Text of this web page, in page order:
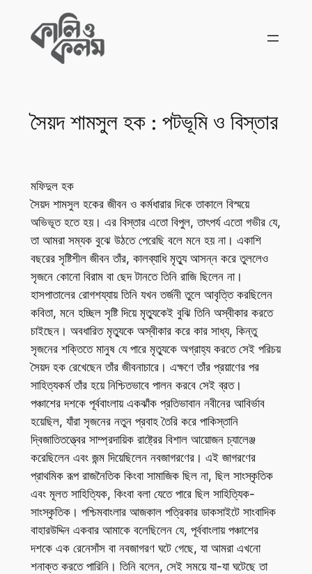
content
সৈয়দ শামসুল হক : পটভূমি ও বিস্তার
মফিদুল হক
সৈয়দ শামসুল হকের জীবন ও কর্মধারার দিকে তাকালে বিস্ময়ে
অভিভূত হতে হয়। এর বিস্তার এতো বিপুল, তাৎপর্য এতো গভীর যে,
তা আমরা সম্যক বুঝে উঠতে পেরেছি বলে মনে হয় না। একাশি
বছরের সৃষ্টিশীল জীবন তাঁর, কালব্যাধি মৃত্যু আসন্ন করে তুললেও
সৃজনে কোনো বিরাম বা ছেদ টানতে তিনি রাজি ছিলেন না।
হাসপাতালের রোগশয্যায় তিনি যখন তর্জনী তুলে আবৃত্তি করছিলেন
কবিতা, মনে হচ্ছিল সৃষ্টি দিয়ে মৃত্যুকেই বুঝি তিনি অস্বীকার করতে
চাইছেন। অবধারিত মৃত্যুকে অস্বীকার করে কার সাধ্য, কিন্তু
সৃজনের শক্তিতে মানুষ যে পারে মৃত্যুকে অগ্রাহ্য করতে সেই পরিচয়
সৈয়দ হক রেখেছেন তাঁর জীবনাচারে। এক্ষণে তাঁর প্রয়াণের পর
সাহিত্যকর্ম তাঁর হয়ে নিশ্চিতভাবে পালন করবে সেই ব্রত।
পঞ্চাশের দশকে পূর্ববাংলায় একঝাঁক প্রতিভাবান নবীনের আবির্ভাব
হয়েছিল, যাঁরা সৃজনের নতুন প্রবাহ তৈরি করে পাকিস্তানি
দ্বিজাতিতত্ত্বের সাম্প্রদায়িক রাষ্ট্রের বিশাল আয়োজন চ্যালেঞ্জ
করেছিলেন এবং জন্ম দিয়েছিলেন নবজাগরণের। এই জাগরণের
প্রাথমিক রূপ রাজনৈতিক কিংবা সামাজিক ছিল না, ছিল সাংস্কৃতিক
এবং মূলত সাহিত্যিক, কিংবা বলা যেতে পারে ছিল সাহিত্যিক-
সাংস্কৃতিক। পশ্চিমবাংলার আজকাল পত্রিকার ডাকসাইটে সাংবাদিক
বাহারউদ্দিন একবার আমাকে বলেছিলেন যে, পূর্ববাংলায় পঞ্চাশের
দশকে এক রেনেসাঁস বা নবজাগরণ ঘটে গেছে, যা আমরা এখনো
শনাক্ত করতে পারিনি। তিনি বলেন, সেই সময়ে যা-যা ঘটেছে তা